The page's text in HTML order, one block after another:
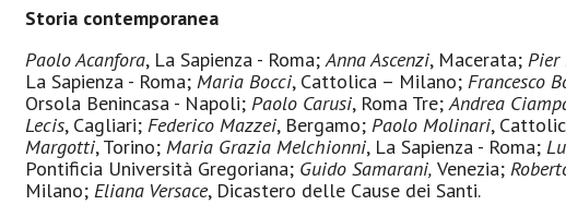
Storia contemporanea
Paolo Acanfora, La Sapienza - Roma;Anna Ascenzi, Macerata;
La Sapienza - Roma; Maria Bocci, Cattolica – Milano; Francesco
Orsola Benincasa - Napoli; Paolo Carusi, Roma Tre;Andrea
Lecis, Cagliari; Federico Mazzei, Bergamo; Paolo Molinari,
Margotti, Torino; Maria Grazia Melchionni, La Sapienza - Roma;
Pontificia Università Gregoriana; Guido Samarani, Venezia;
Milano; Eliana Versace, Dicastero delle Cause dei Santi.